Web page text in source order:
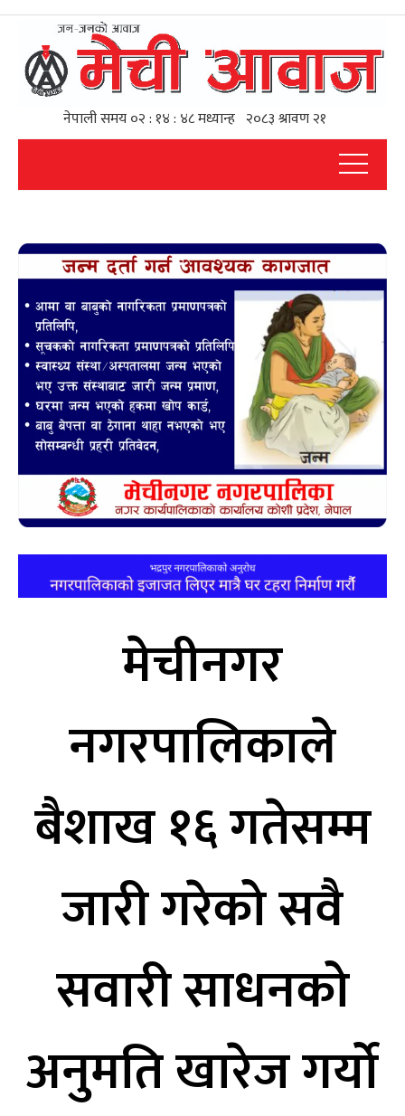
मेचीनगर
नगरपालिकाले
बैशाख १६ गतेसम्म
जारी गरेको सवै
सवारी साधनको
अनुमति खारेज गर्यो